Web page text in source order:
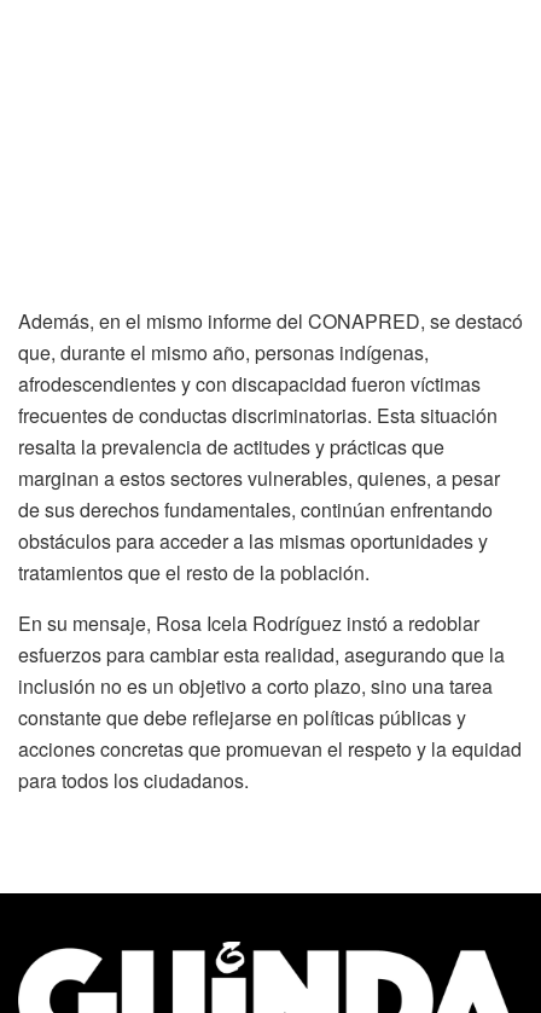
Además, en el mismo informe del CONAPRED, se destacó
que, durante el mismo año, personas indígenas,
afrodescendientes y con discapacidad fueron víctimas
frecuentes de conductas discriminatorias. Esta situación
resalta la prevalencia de actitudes y prácticas que
marginan a estos sectores vulnerables, quienes, a pesar
de sus derechos fundamentales, continúan enfrentando
obstáculos para acceder a las mismas oportunidades y
tratamientos que el resto de la población.
En su mensaje, Rosa Icela Rodríguez instó a redoblar
esfuerzos para cambiar esta realidad, asegurando que la
inclusión no es un objetivo a corto plazo, sino una tarea
constante que debe reflejarse en políticas públicas y
acciones concretas que promuevan el respeto y la equidad
para todos los ciudadanos.